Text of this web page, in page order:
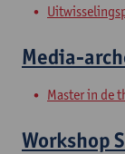
Media-
Master in de
Workshop